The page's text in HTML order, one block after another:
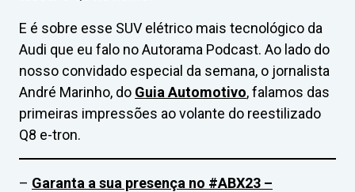
E é sobre esse SUV elétrico mais tecnológico da
Audi que eu falo no Autorama Podcast. Ao lado do
nosso convidado especial da semana, o jornalista
André Marinho, do Guia Automotivo, falamos das
primeiras impressões ao volante do reestilizado
Q8 e-tron.
– Garanta a sua presença no #ABX23 –